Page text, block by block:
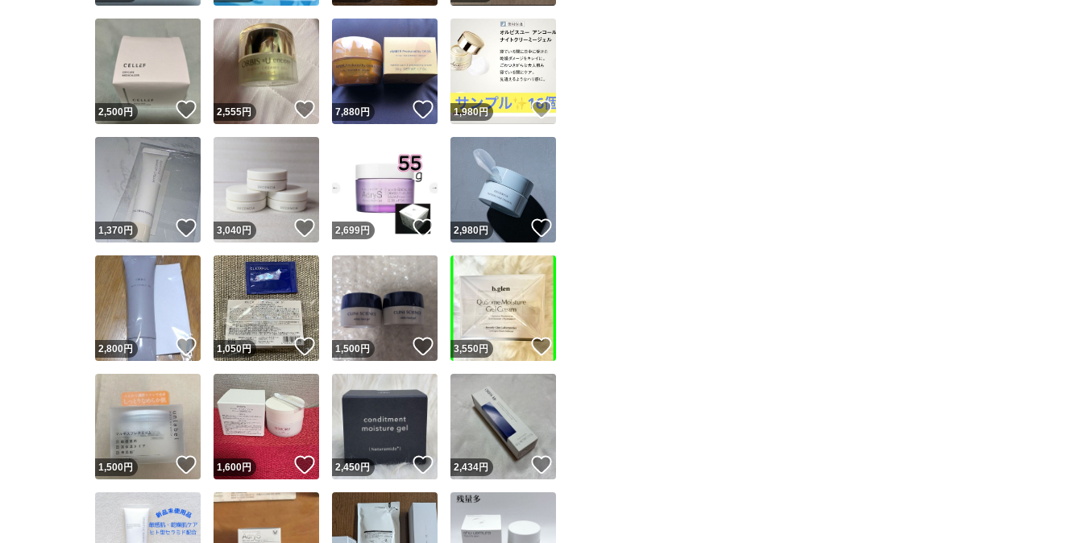
2,500円 いいね！
2,555円 いいね！
7,880円 いいね！
1,980円 いいね！
1,370円 いいね！
3,040円 いいね！
2,699円 いいね！
2,980円
2,800円 いいね！
1,050円 いいね！
1,500円 いいね！
3,550円
1,500円 いいね！
1,600円 いいね！
2,450円 いいね！
2,434円